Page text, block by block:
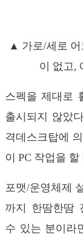
▲ 가로/세로 어
이 없고,
스펙을 제대로
출시되지 않았
격데스크탑에
이 PC 작업을
포맷/운영체제
까지 한땀한땀
수 있는 분이라